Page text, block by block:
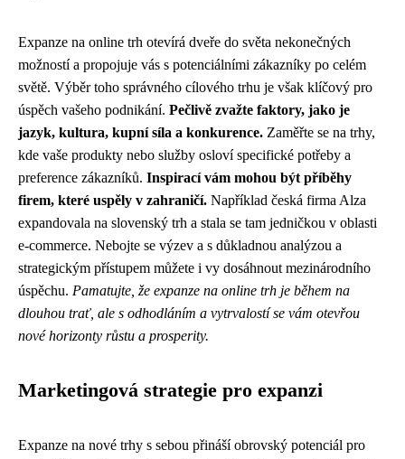
Expanze na online trh otevírá dveře do světa nekonečných
možností a propojuje vás s potenciálními zákazníky po celém
světě. Výběr toho správného cílového trhu je však klíčový pro
úspěch vašeho podnikání. Pečlivě zvažte faktory, jako je
jazyk, kultura, kupní síla a konkurence. Zaměřte se na trhy,
kde vaše produkty nebo služby osloví specifické potřeby a
preference zákazníků. Inspirací vám mohou být příběhy
firem, které uspěly v zahraničí. Například česká firma Alza
expandovala na slovenský trh a stala se tam jedničkou v oblasti
e-commerce. Nebojte se výzev a s důkladnou analýzou a
strategickým přístupem můžete i vy dosáhnout mezinárodního
úspěchu. Pamatujte, že expanze na online trh je během na
dlouhou trať, ale s odhodláním a vytrvalostí se vám otevřou
nové horizonty růstu a prosperity.
Marketingová strategie pro expanzi
Expanze na nové trhy s sebou přináší obrovský potenciál pro